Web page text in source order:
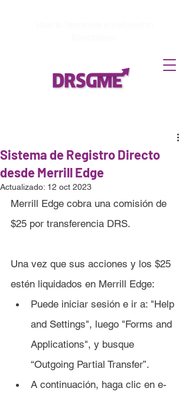
Sistema de Registro Directo
desde Merrill Edge
Actualizado: 12 oct 2023
Merrill Edge cobra una comisión de
$25 por transferencia DRS.
Una vez que sus acciones y los $25
estén liquidados en Merrill Edge:
Puede iniciar sesión e ir a: "Help
and Settings", luego "Forms and
Applications", y busque
“Outgoing Partial Transfer”.
A continuación, haga clic en e-